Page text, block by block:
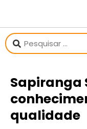
Sapiranga
qualidade